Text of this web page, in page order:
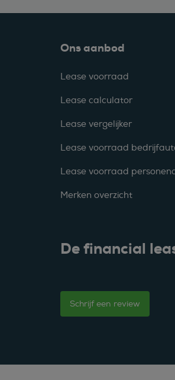
Ons aanbod
Lease voorraad
Lease calculator
Lease vergelijker
Lease voorraad
Lease voorraad
Merken overzicht
De financial
Schrijf een review